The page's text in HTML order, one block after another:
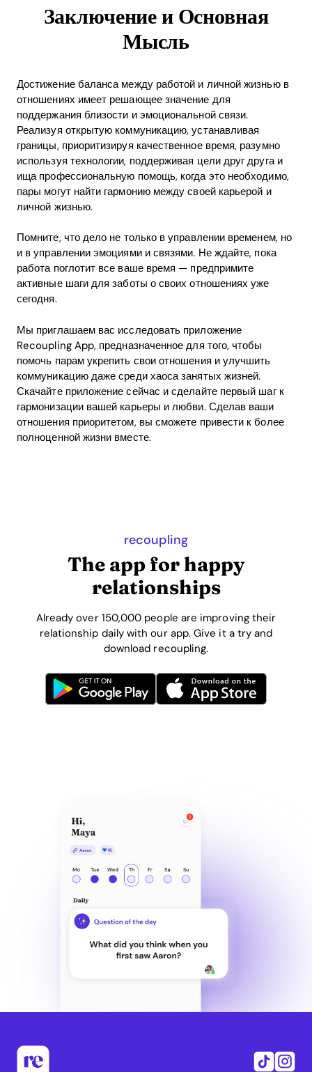
Заключение и Основная
Мысль
Достижение баланса между работой и личной жизнью в
отношениях имеет решающее значение для
поддержания близости и эмоциональной связи.
Реализуя открытую коммуникацию, устанавливая
границы, приоритизируя качественное время, разумно
используя технологии, поддерживая цели друг друга и
ища профессиональную помощь, когда это необходимо,
пары могут найти гармонию между своей карьерой и
личной жизнью.
Помните, что дело не только в управлении временем, но
и в управлении эмоциями и связями. Не ждайте, пока
работа поглотит все ваше время — предпримите
активные шаги для заботы о своих отношениях уже
сегодня.
Мы приглашаем вас исследовать приложение
Recoupling App, предназначенное для того, чтобы
помочь парам укрепить свои отношения и улучшить
коммуникацию даже среди хаоса занятых жизней.
Скачайте приложение сейчас и сделайте первый шаг к
гармонизации вашей карьеры и любви. Сделав ваши
отношения приоритетом, вы сможете привести к более
полноценной жизни вместе.
recoupling
The app for happy
relationships
Already over 150,000 people are improving their
relationship daily with our app. Give it a try and
download recoupling.